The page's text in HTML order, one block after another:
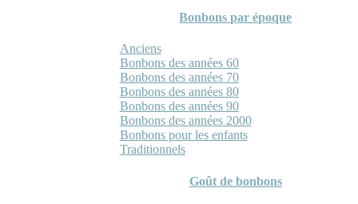
Bonbons par époque
Anciens
Bonbons des années 60
Bonbons des années 70
Bonbons des années 80
Bonbons des années 90
Bonbons des années 2000
Bonbons pour les enfants
Traditionnels
Goût de bonbons